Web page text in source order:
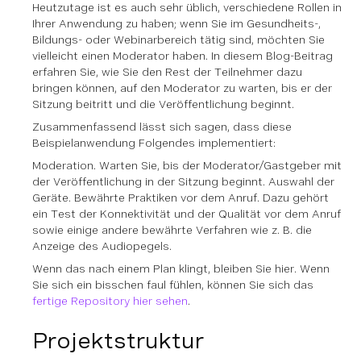
Heutzutage ist es auch sehr üblich, verschiedene Rollen in
Ihrer Anwendung zu haben; wenn Sie im Gesundheits-,
Bildungs- oder Webinarbereich tätig sind, möchten Sie
vielleicht einen Moderator haben. In diesem Blog-Beitrag
erfahren Sie, wie Sie den Rest der Teilnehmer dazu
bringen können, auf den Moderator zu warten, bis er der
Sitzung beitritt und die Veröffentlichung beginnt.
Zusammenfassend lässt sich sagen, dass diese
Beispielanwendung Folgendes implementiert:
Moderation. Warten Sie, bis der Moderator/Gastgeber mit
der Veröffentlichung in der Sitzung beginnt. Auswahl der
Geräte. Bewährte Praktiken vor dem Anruf. Dazu gehört
ein Test der Konnektivität und der Qualität vor dem Anruf
sowie einige andere bewährte Verfahren wie z. B. die
Anzeige des Audiopegels.
Wenn das nach einem Plan klingt, bleiben Sie hier. Wenn
Sie sich ein bisschen faul fühlen, können Sie sich das
fertige Repository hier sehen.
Projektstruktur